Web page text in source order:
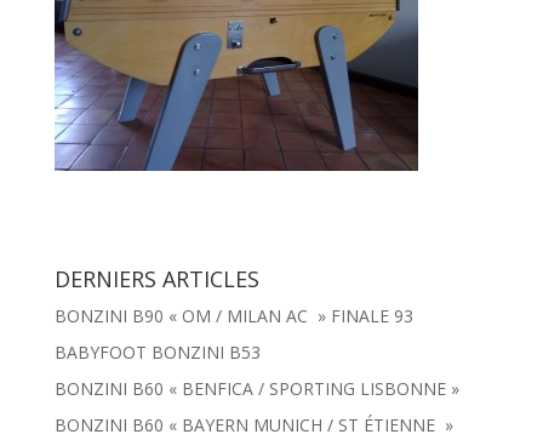
DERNIERS ARTICLES
BONZINI B90 « OM / MILAN AC » FINALE 93
BABYFOOT BONZINI B53
BONZINI B60 « BENFICA / SPORTING LISBONNE »
BONZINI B60 « BAYERN MUNICH / ST ÉTIENNE »